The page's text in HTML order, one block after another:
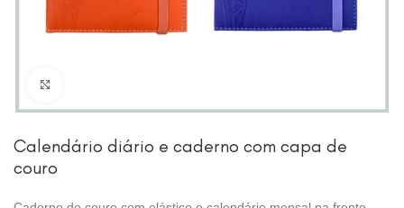
Calendário diário e caderno com capa de
couro